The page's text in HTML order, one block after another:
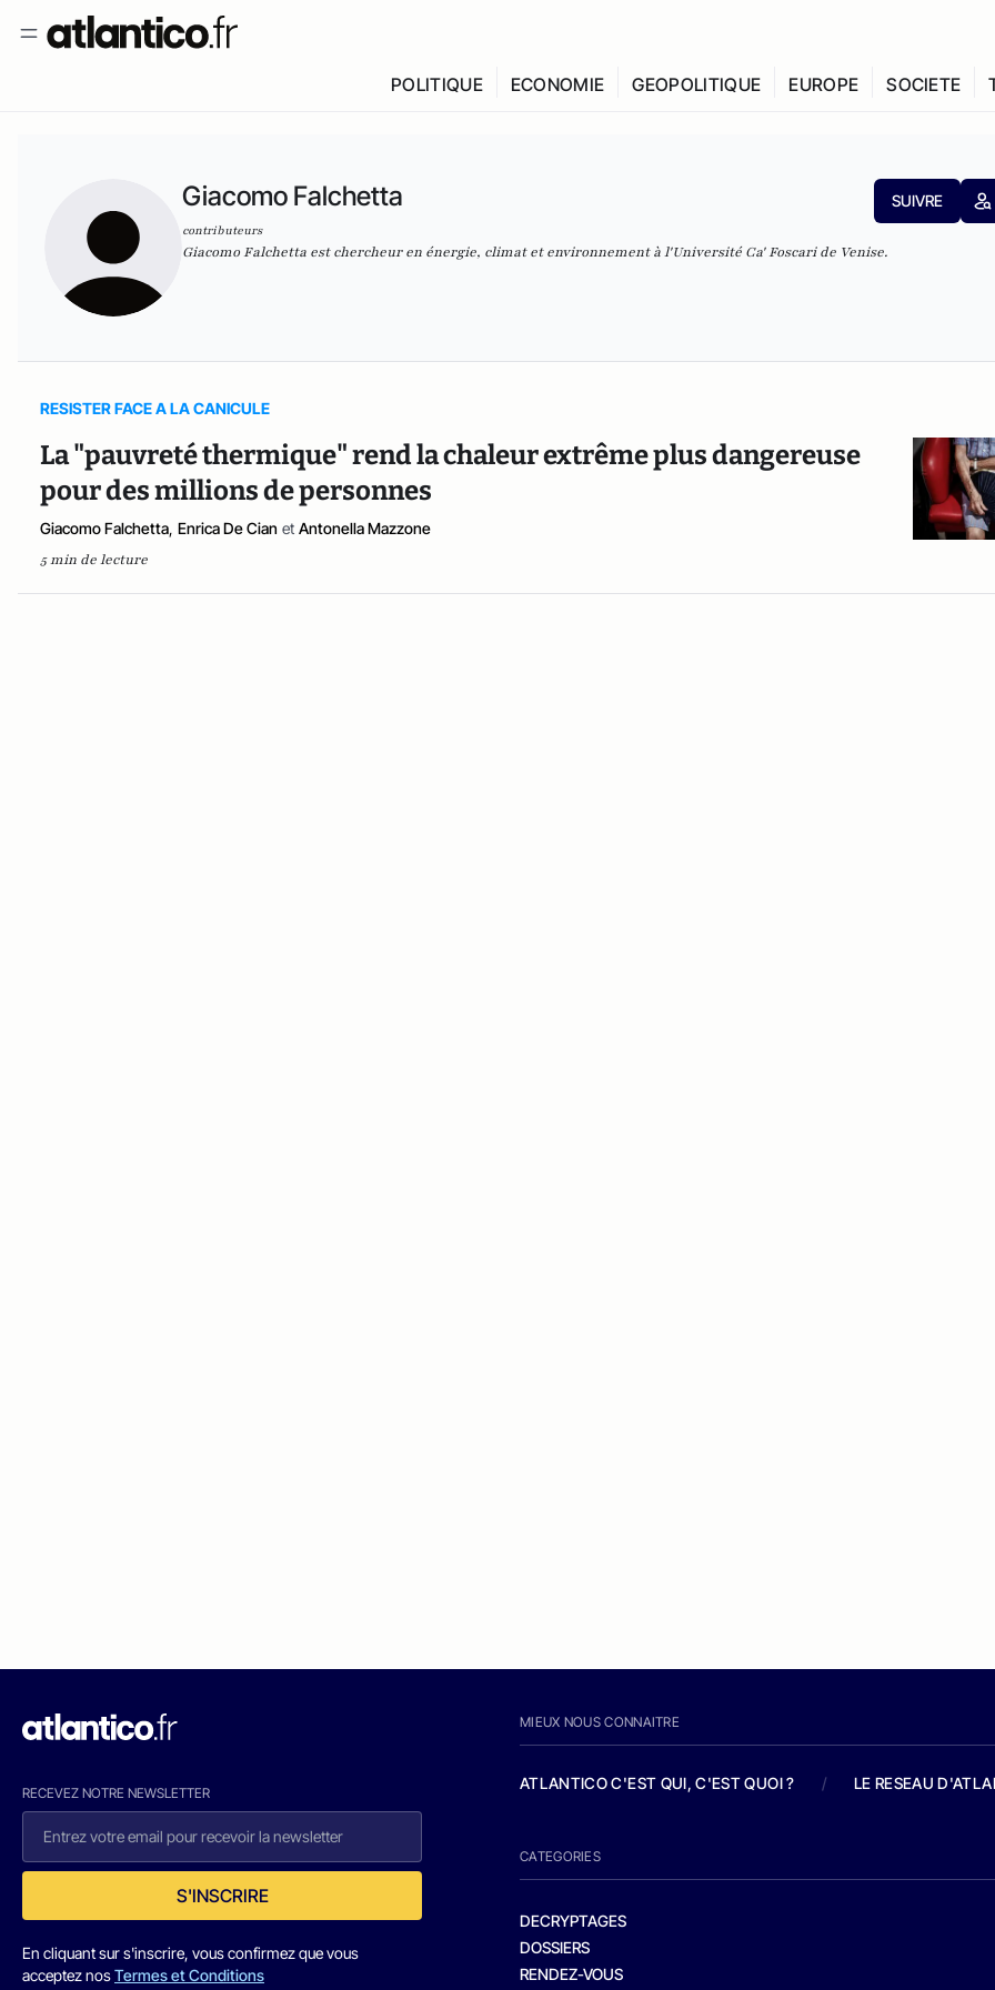
POLITIQUE ECONOMIE GEOPOLITIQUE EUROPE SOCIETE
Giacomo Falchetta
contributeurs
SUIVRE
Giacomo Falchetta est chercheur en énergie, climat et environnement à l'Université Ca' Foscari de Venise.
RESISTER FACE A LA CANICULE
La "pauvreté thermique" rend la chaleur extrême plus dangereuse
pour des millions de personnes
Giacomo Falchetta, Enrica De Cian et Antonella Mazzone
5 min de lecture
RECEVEZ NOTRE NEWSLETTER
S'INSCRIRE
En cliquant sur s'inscrire, vous confirmez que vous
acceptez nosTermes et Conditions
MIEUX NOUS CONNAITRE
ATLANTICO C'EST QUI, C'EST QUOI ? / LE RESEAU
CATEGORIES
DECRYPTAGES
DOSSIERS
RENDEZ-VOUS